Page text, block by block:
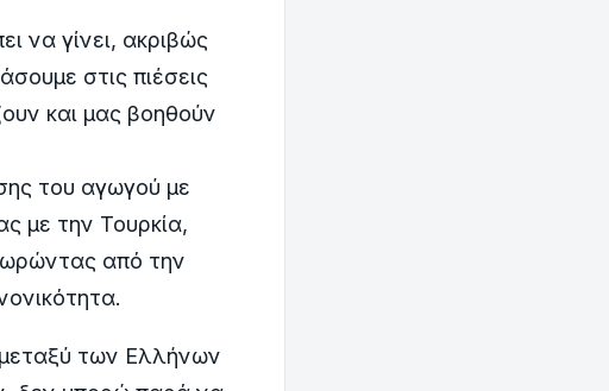
να γίνει, ακριβώς
στις πιέσεις
και μας βοηθούν
του αγωγού με
με την Τουρκία,
από την
των Ελλήνων